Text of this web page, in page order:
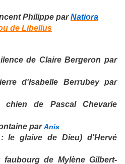
Philippe parNatiora
de Libellus
de Claire Bergeron par
d'Isabelle Berrubey par
de Pascal Chevarie
par Anis
le glaive de Dieu) d'Hervé
de Mylène Gilbert-